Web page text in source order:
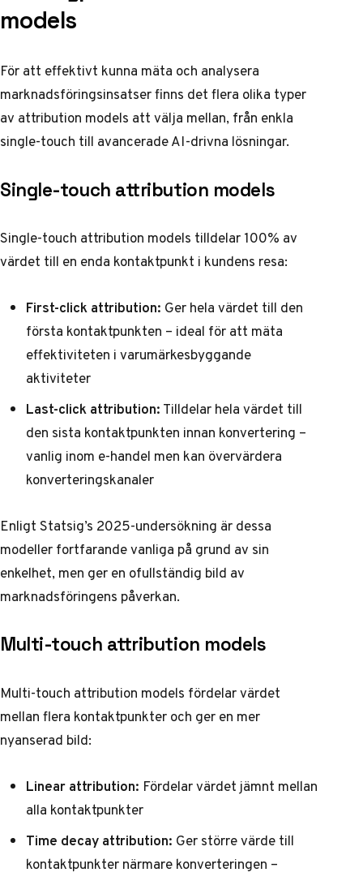
models
För att effektivt kunna mäta och analysera
marknadsföringsinsatser finns det flera olika typer
av attribution models att välja mellan, från enkla
single-touch till avancerade AI-drivna lösningar.
Single-touch attribution models
Single-touch attribution models tilldelar 100% av
värdet till en enda kontaktpunkt i kundens resa:
First-click attribution: Ger hela värdet till den
första kontaktpunkten – ideal för att mäta
effektiviteten i varumärkesbyggande
aktiviteter
Last-click attribution:Tilldelar hela värdet till
den sista kontaktpunkten innan konvertering –
vanlig inom e-handel men kan övervärdera
konverteringskanaler
EnligtStatsig’s 2025-undersökning är dessa
modeller fortfarande vanliga på grund av sin
enkelhet, men ger en ofullständig bild av
marknadsföringens påverkan.
Multi-touch attribution models
Multi-touch attribution models fördelar värdet
mellan flera kontaktpunkter och ger en mer
nyanserad bild:
Linear attribution: Fördelar värdet jämnt mellan
alla kontaktpunkter
Time decay attribution: Ger större värde till
kontaktpunkter närmare konverteringen –